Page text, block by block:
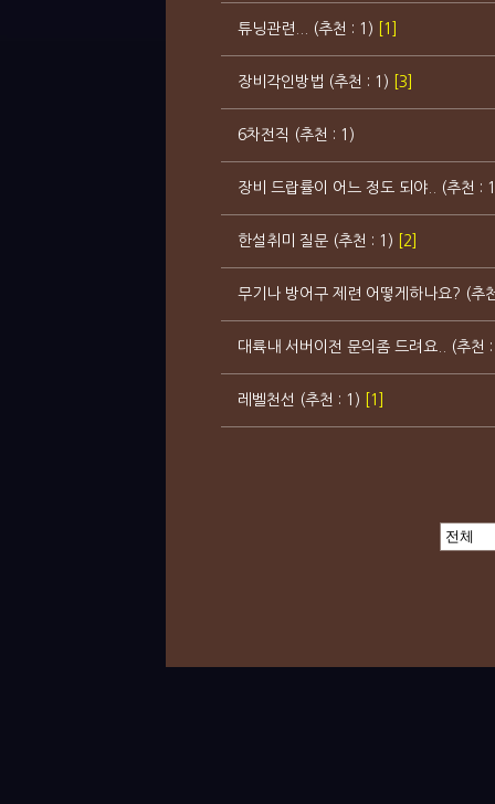
튜닝관련... (추천 : 1) [1]
장비각인방법 (추천 : 1) [3]
6차전직 (추천 : 1)
장비 드랍률이 어느 정도 되야.. (추천 :
한설취미 질문 (추천 : 1) [2]
무기나 방어구 제련 어떻게하나요? (추
대륙내 서버이전 문의좀 드려요.. (추천
레벨천선 (추천 : 1) [1]